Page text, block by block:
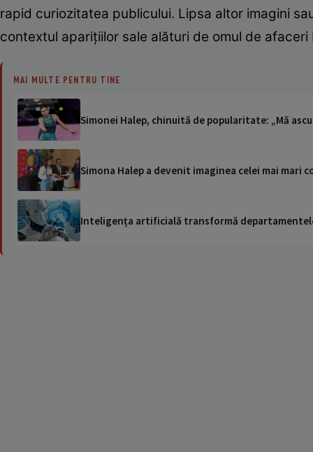
rapid curiozitatea publicului. Lipsa altor imagini
contextul aparițiilor sale alături de omul de afaceri
MAI MULTE PENTRU TINE
Simonei Halep, chinuită de popularitate: „Mă
Simona Halep a devenit imaginea celei mai mari
Inteligența artificială transformă